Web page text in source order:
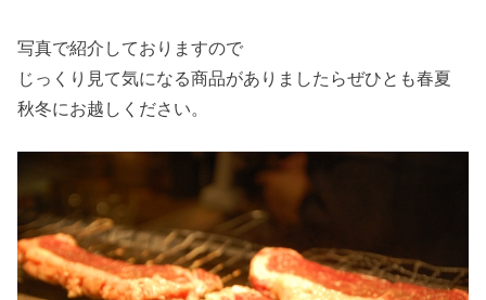
写真で紹介しておりますので
じっくり見て気になる商品がありましたらぜひとも春夏
秋冬にお越しください。